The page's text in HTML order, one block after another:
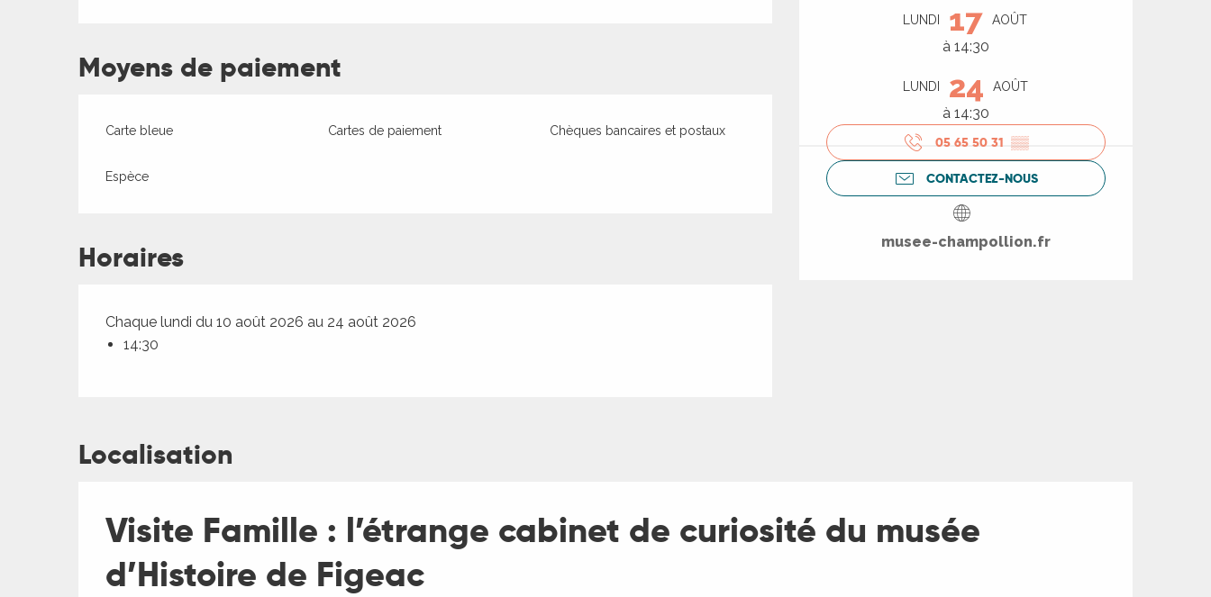
LUNDI 17 AOÛT
à 14:30
LUNDI 24 AOÛT
à 14:30
05 65 50 31 ▒▒
CONTACTEZ-NOUS
musee-champollion.fr
Moyens de paiement
Carte bleue Cartes de paiement Chèques bancaires et postaux
Espèce
Horaires
Chaque lundi du 10 août 2026 au 24 août 2026
14:30
Localisation
Visite Famille : l’étrange cabinet de curiosité du musée
d’Histoire de Figeac